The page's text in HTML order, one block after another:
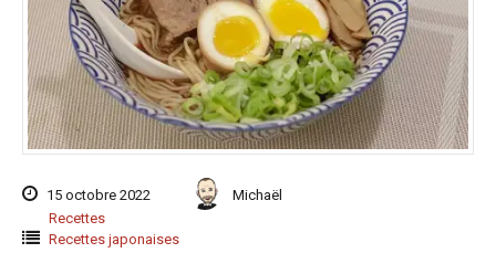
15 octobre 2022
Michaël
Recettes
Recettes japonaises